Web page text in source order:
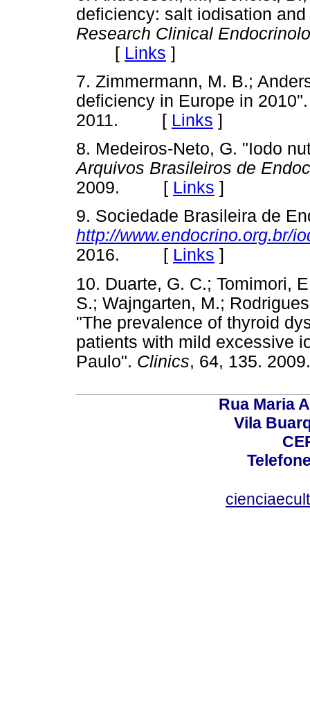
deficiency: salt iodisation
Research Clinical
[ Links ]
7. Zimmermann, M. B.;
deficiency in Europe in
2011. [ Links ]
8. Medeiros-Neto, G. "Iodo
Arquivos Brasileiros de
2009. [ Links ]
9. Sociedade Brasileira de
http://www.endocrino.org.br/
2016. [ Links ]
10. Duarte, G. C.; Tomimori,
S.; Wajngarten, M.;
"The prevalence of thyroid
patients with mild excessive
Paulo". Clinics, 64, 135.
Rua Maria
Vila